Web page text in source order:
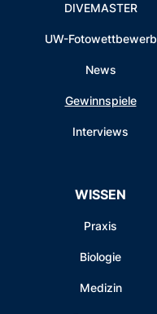
DIVEMASTER
UW-Fotowettbewerb
News
Gewinnspiele
Interviews
WISSEN
Praxis
Biologie
Medizin